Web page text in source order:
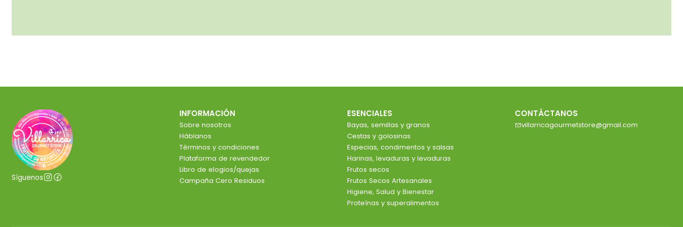
Síguenos
INFORMACIÓN
Sobre nosotros
Háblanos
Términos y condiciones
Plataforma de revendedor
Libro de elogios/quejas
Campaña Cero Residuos
ESENCIALES
Bayas, semillas y granos
Cestas y golosinas
Especias, condimentos y salsas
Harinas, levaduras y levaduras
Frutos secos
Frutos Secos Artesanales
Higiene, Salud y Bienestar
Proteínas y superalimentos
CONTÁCTANOS
villarricagourmetstore@gmail.com